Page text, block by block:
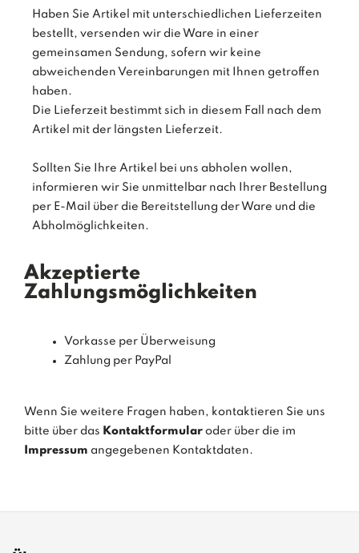
Haben Sie Artikel mit unterschiedlichen Lieferzeiten
bestellt, versenden wir die Ware in einer
gemeinsamen Sendung, sofern wir keine
abweichenden Vereinbarungen mit Ihnen getroffen
haben.
Die Lieferzeit bestimmt sich in diesem Fall nach dem
Artikel mit der längsten Lieferzeit.
Sollten Sie Ihre Artikel bei uns abholen wollen,
informieren wir Sie unmittelbar nach Ihrer Bestellung
per E-Mail über die Bereitstellung der Ware und die
Abholmöglichkeiten.
Akzeptierte
Zahlungsmöglichkeiten
Vorkasse per Überweisung
Zahlung per PayPal
Wenn Sie weitere Fragen haben, kontaktieren Sie uns
bitte über das Kontaktformular oder über die im
Impressum angegebenen Kontaktdaten.